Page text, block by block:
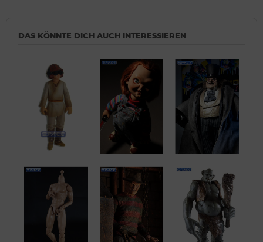
DAS KÖNNTE DICH AUCH INTERESSIEREN